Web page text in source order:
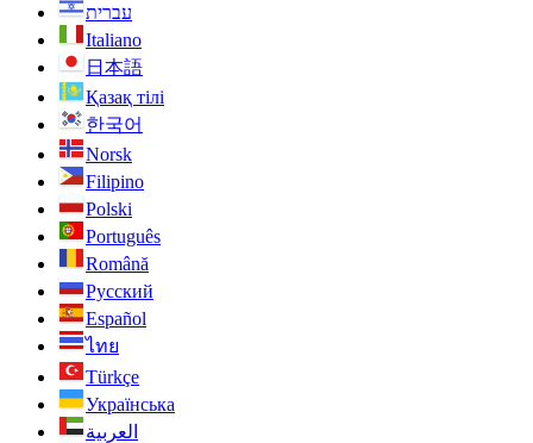
עברית
Italiano
日本語
Қазақ тілі
한국어
Norsk
Filipino
Polski
Português
Română
Русский
Español
ไทย
Türkçe
Українська
العربية